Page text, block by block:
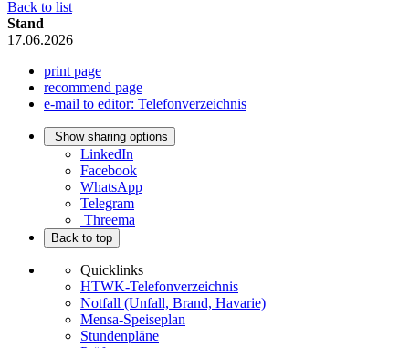
Back to list
Stand
17.06.2026
print page
recommend page
e-mail to editor: Telefonverzeichnis
Show sharing options
LinkedIn
Facebook
WhatsApp
Telegram
Threema
Back to top
Quicklinks
HTWK-Telefonverzeichnis
Notfall (Unfall, Brand, Havarie)
Mensa-Speiseplan
Stundenpläne